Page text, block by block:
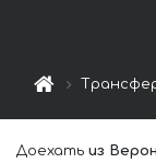
Доехать из